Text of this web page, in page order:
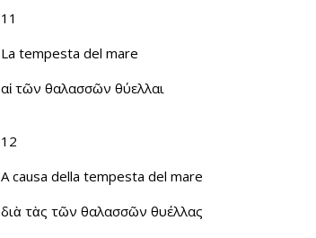
11
La tempesta del mare
αἱ τῶν θαλασσῶν θύελλαι
12
A causa della tempesta del mare
διὰ τὰς τῶν θαλασσῶν θυέλλας